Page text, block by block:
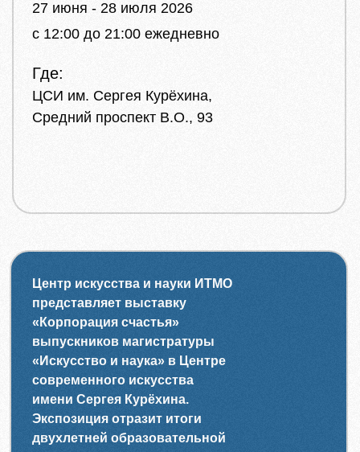
27 июня - 28 июля 2026
с 12:00 до 21:00 ежедневно
Где:
ЦСИ им. Сергея Курёхина,
Средний проспект В.О., 93
Центр искусства и науки ИТМО
представляет выставку
«Корпорация счастья»
выпускников магистратуры
«Искусство и наука» в Центре
современного искусства
имени Сергея Курёхина.
Экспозиция отразит итоги
двухлетней образовательной